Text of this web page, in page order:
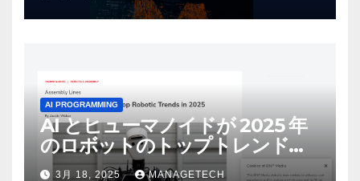
AI PROGRAMMING
AI とヒューマノイドが 2025 年
のロボットのトップトレンドに |
ASSEMBLY
3月 18, 2025 MANAGETECH